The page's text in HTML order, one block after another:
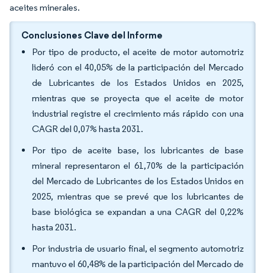
aceites minerales.
Conclusiones Clave del Informe
Por tipo de producto, el aceite de motor automotriz
lideró con el 40,05% de la participación del Mercado
de Lubricantes de los Estados Unidos en 2025,
mientras que se proyecta que el aceite de motor
industrial registre el crecimiento más rápido con una
CAGR del 0,07% hasta 2031.
Por tipo de aceite base, los lubricantes de base
mineral representaron el 61,70% de la participación
del Mercado de Lubricantes de los Estados Unidos en
2025, mientras que se prevé que los lubricantes de
base biológica se expandan a una CAGR del 0,22%
hasta 2031.
Por industria de usuario final, el segmento automotriz
mantuvo el 60,48% de la participación del Mercado de